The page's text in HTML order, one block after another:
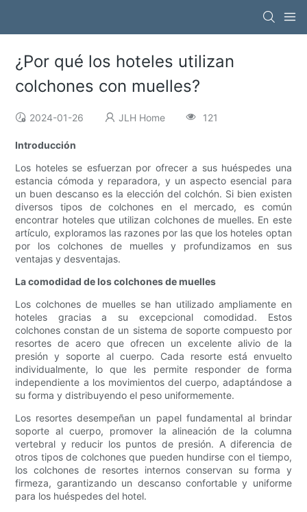
¿Por qué los hoteles utilizan
colchones con muelles?
2024-01-26 JLH Home 121
Introducción
Los hoteles se esfuerzan por ofrecer a sus huéspedes una
estancia cómoda y reparadora, y un aspecto esencial para
un buen descanso es la elección del colchón. Si bien existen
diversos tipos de colchones en el mercado, es común
encontrar hoteles que utilizan colchones de muelles. En este
artículo, exploramos las razones por las que los hoteles optan
por los colchones de muelles y profundizamos en sus
ventajas y desventajas.
La comodidad de los colchones de muelles
Los colchones de muelles se han utilizado ampliamente en
hoteles gracias a su excepcional comodidad. Estos
colchones constan de un sistema de soporte compuesto por
resortes de acero que ofrecen un excelente alivio de la
presión y soporte al cuerpo. Cada resorte está envuelto
individualmente, lo que les permite responder de forma
independiente a los movimientos del cuerpo, adaptándose a
su forma y distribuyendo el peso uniformemente.
Los resortes desempeñan un papel fundamental al brindar
soporte al cuerpo, promover la alineación de la columna
vertebral y reducir los puntos de presión. A diferencia de
otros tipos de colchones que pueden hundirse con el tiempo,
los colchones de resortes internos conservan su forma y
firmeza, garantizando un descanso confortable y uniforme
para los huéspedes del hotel.